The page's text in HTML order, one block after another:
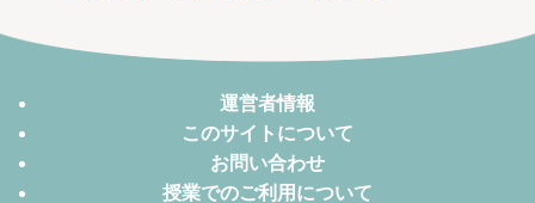
運営者情報
このサイトについて
お問い合わせ
授業でのご利用について